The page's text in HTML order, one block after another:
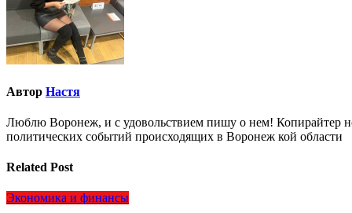
Автор Настя
Люблю Воронеж, и с удовольствием пишу о нем! Копирайтер
политических событий происходящих в Воронеж кой области
Related Post
Экономика и финансы